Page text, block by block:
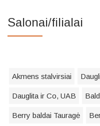
Salonai/filialai
Akmens stalvirsiai
Dauglita ir Co, UAB
Berry baldai Tauragė